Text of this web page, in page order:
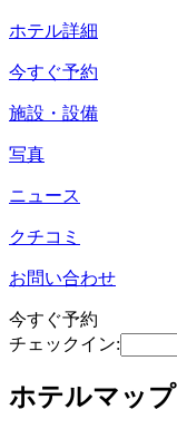
ホテル詳細
今すぐ予約
施設・設備
写真
ニュース
クチコミ
お問い合わせ
今すぐ予約
チェックイン:
ホテルマップ